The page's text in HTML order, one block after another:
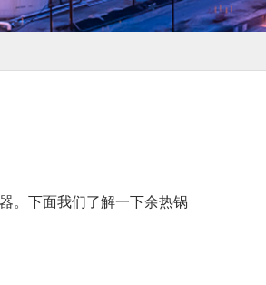
。下面我们了解一下余热锅